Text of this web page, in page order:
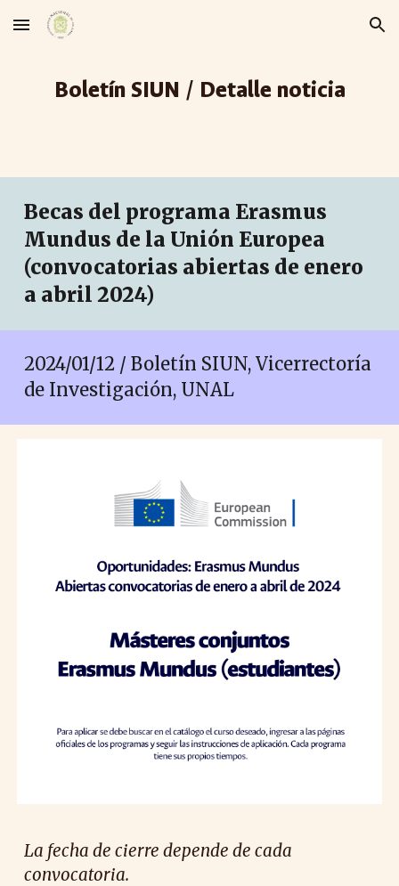
Skip to main content Skip to navigation
Boletín SIUN / Detalle noticia
Becas del programa Erasmus
Mundus de la Unión Europea
(convocatorias abiertas de enero
a abril 2024)
2024/01/12 / Boletín SIUN, Vicerrectoría
de Investigación, UNAL
La fecha de cierre depende de cada
convocatoria.